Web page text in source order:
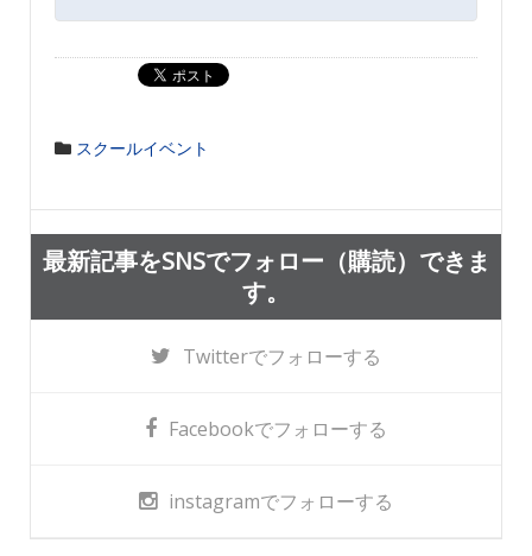
スクールイベント
最新記事をSNSでフォロー（購読）できま
す。
Twitterでフォローする
Facebookでフォローする
instagramでフォローする